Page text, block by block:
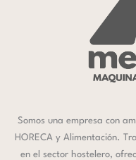
Somos una empresa con
HORECA y Alimentación.
en el sector hostelero,